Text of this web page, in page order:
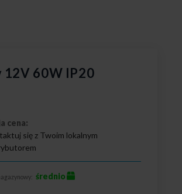
12V 60W IP20
cena:
się z Twoim lokalnym
średnio